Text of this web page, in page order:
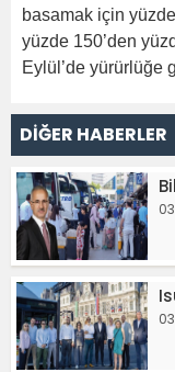
basamak için
yüzde 150’den
Eylül’de yürürlüğe
DİĞER HABERLER